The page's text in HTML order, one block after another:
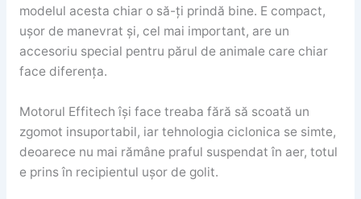
modelul acesta chiar o să-ți prindă bine. E compact,
ușor de manevrat și, cel mai important, are un
accesoriu special pentru părul de animale care chiar
face diferența.
Motorul Effitech își face treaba fără să scoată un
zgomot insuportabil, iar tehnologia ciclonica se simte,
deoarece nu mai rămâne praful suspendat în aer, totul
e prins în recipientul ușor de golit.